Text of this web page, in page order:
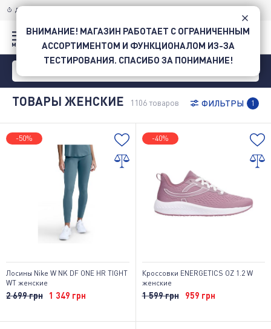
ДОСТАВКА ПО УКРАИНЕ
ТОВАРЫ ЖЕНСКИЕ 1106товаров ФИЛЬТРЫ 1
-50%
Лосины Nike W NK DF ONE HR TIGHT
WT женские
2 699 грн 1 349 грн
-40%
Кроссовки ENERGETICS OZ 1.2 W
женские
1 599 грн 959 грн
ВНИМАНИЕ! МАГАЗИН РАБОТАЕТ С ОГРАНИЧЕННЫМ
АССОРТИМЕНТОМ И ФУНКЦИОНАЛОМ ИЗ-ЗА
ТЕСТИРОВАНИЯ. СПАСИБО ЗА ПОНИМАНИЕ!